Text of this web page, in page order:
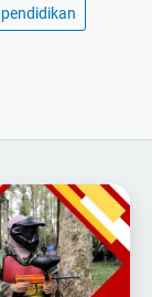
pendidikan